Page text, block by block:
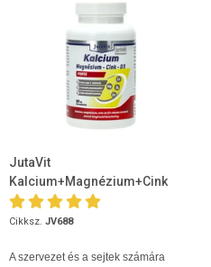
JutaVit
Kalcium+Magnézium+Cink
Forte 90 db
Cikksz. JV688
A szervezet és a sejtek számára